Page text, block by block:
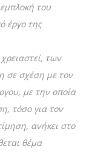
του
έργο της
των
σε σχέση με τον
με την οποία
τόσο για τον
ανήκει στο
θέμα